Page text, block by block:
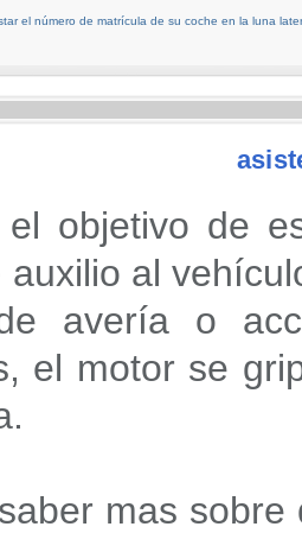
el número de matrícula de su coche en la luna
el objetivo de
auxilio al
avería o
el motor se
mas